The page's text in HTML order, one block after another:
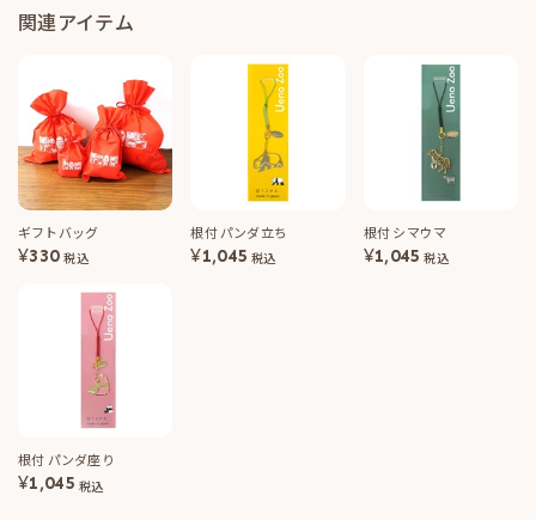
関連アイテム
ギフトバッグ
¥330 税込
根付 パンダ立ち
¥1,045 税込
根付 シマウマ
¥1,045 税込
根付 パンダ座り
¥1,045 税込